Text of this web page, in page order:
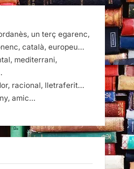
un terç egarenc,
català, europeu…
mediterrani,
racional, lletraferit…
amic…